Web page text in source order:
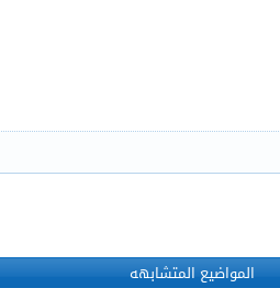
المواضيع المتشابهه